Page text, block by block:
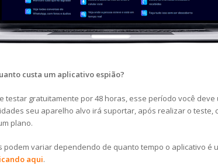
custa um aplicativo espião?
testar gratuitamente por 48 horas, esse período você
seu aparelho alvo irá suportar, após realizar o teste,
plano.
podem variar dependendo de quanto tempo o aplicativo é
aqui.